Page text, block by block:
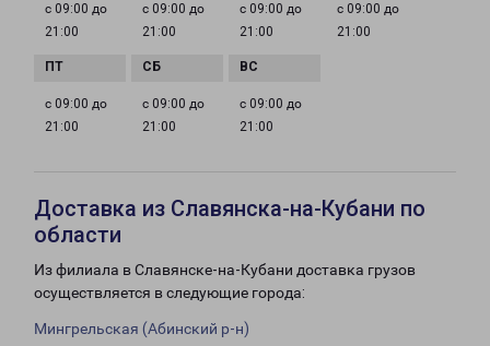
с 09:00 до
21:00
с 09:00 до
21:00
с 09:00 до
21:00
с 09:00 до
21:00
с 09:00 до
21:00
с 09:00 до
21:00
с 09:00 до
21:00
Доставка из Славянска-на-Кубани по
области
Из филиала в Славянске-на-Кубани доставка грузов
осуществляется в следующие города:
Мингрельская (Абинский р-н)